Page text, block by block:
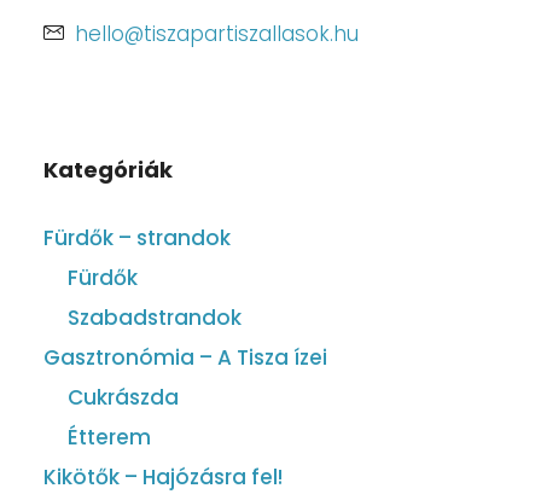
hello@tiszapartiszallasok.hu
Kategóriák
Fürdők – strandok
Fürdők
Szabadstrandok
Gasztronómia – A Tisza ízei
Cukrászda
Étterem
Kikötők – Hajózásra fel!